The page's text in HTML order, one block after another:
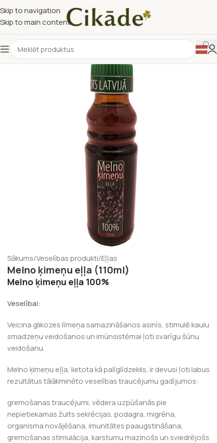
Skip to navigation
Skip to main content
Sākums/Veselības produkti/Eļļas
Melno ķimeņu eļļa (110ml)
Melno ķimeņu eļļa 100%
Veselībai:
Veicina glikozes līmeņa samazināšanos asinīs, stimulē kaulu
smadzeņu veidošanos un imūnsistēmai ļoti svarīgu šūnu
veidošanu.
Melno ķimeņu eļļa, lietota kā palīglīdzeklis, ir devusi ļoti labus
rezultātus tālākminēto veselības traucējumu gadījumos:
gremošanas traucējumi, vēdera uzpūšanās pie
nepietiekamas žults sekrēcijas, podagra, migrēna,
organisma novājēšana, imunitātes paaugstināšana,
gremošanas stimulācija, karstumu mazinošs un sviedrējošs